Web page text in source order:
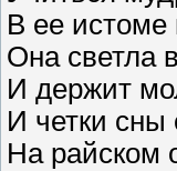
В ее истоме
Она светла
И держит
И четки сны
На райском